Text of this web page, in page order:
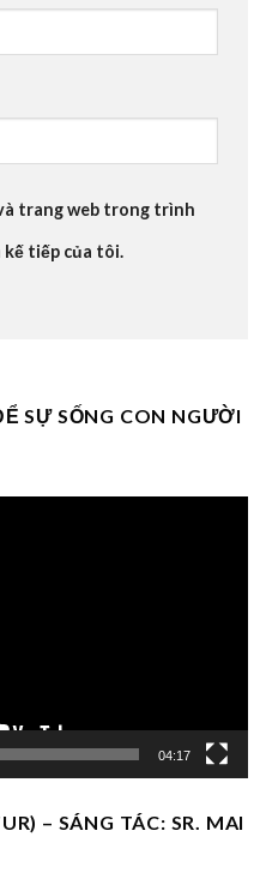
trang web trong trình
tiếp của tôi.
SỰ SỐNG CON NGƯỜI
04:17
– SÁNG TÁC: SR. MAI